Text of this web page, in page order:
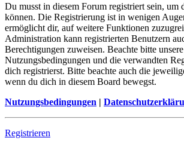
Du musst in diesem Forum registriert sein, um
können. Die Registrierung ist in wenigen
ermöglicht dir, auf weitere Funktionen
Administration kann registrierten Benutzern
Berechtigungen zuweisen. Beachte bitte unsere
Nutzungsbedingungen und die verwandten
dich registrierst. Bitte beachte auch die
wenn du dich in diesem Board bewegst.
Nutzungsbedingungen |
Registrieren